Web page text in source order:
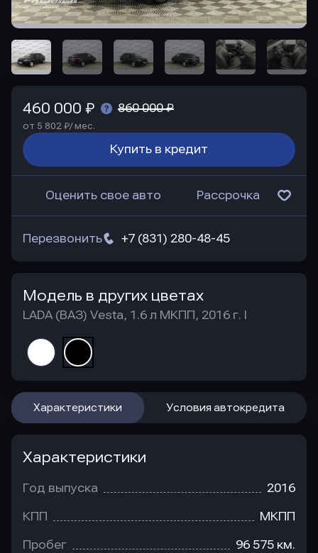
460 000 ₽ 860 000 ₽
от 5 802 ₽/ мес.
Купить в кредит
Оценить свое авто Рассрочка
+7 (831) 280-48-45
Перезвонить
Модель в других цветах
LADA (ВАЗ) Vesta, 1.6 л МКПП, 2016 г. I
Характеристики Условия автокредита
Характеристики
Год выпуска 2016
КПП МКПП
Пробег 96 575 км.